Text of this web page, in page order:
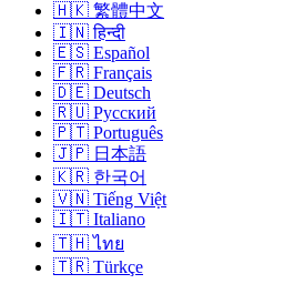
🇭🇰 繁體中文
🇮🇳 हिन्दी
🇪🇸 Español
🇫🇷 Français
🇩🇪 Deutsch
🇷🇺 Русский
🇵🇹 Português
🇯🇵 日本語
🇰🇷 한국어
🇻🇳 Tiếng Việt
🇮🇹 Italiano
🇹🇭 ไทย
🇹🇷 Türkçe